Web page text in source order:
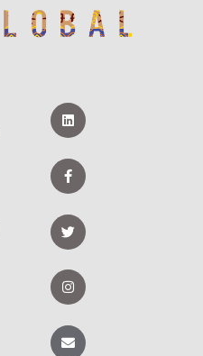
L
i
n
e
d
F
a
c
b
o
-
f
T
w
i
t
e
r
n
s
a
g
U
m